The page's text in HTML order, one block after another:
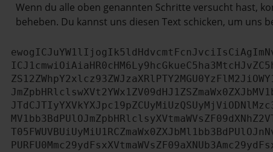
Wenn du alle oben genannten Schritte versucht hast,
beheben. Du kannst uns diesen Text schicken, um uns